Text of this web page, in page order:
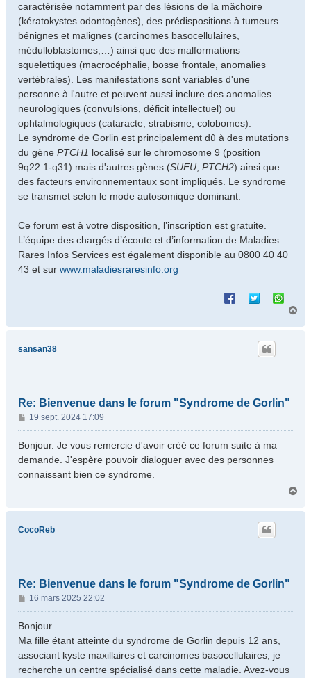
g
e
caractérisée notamment par des lésions de la mâchoire
(kératokystes odontogènes), des prédispositions à tumeurs
bénignes et malignes (carcinomes basocellulaires,
médulloblastomes,…) ainsi que des malformations
squelettiques (macrocéphalie, bosse frontale, anomalies
vertébrales). Les manifestations sont variables d'une
personne à l'autre et peuvent aussi inclure des anomalies
neurologiques (convulsions, déficit intellectuel) ou
ophtalmologiques (cataracte, strabisme, colobomes).
Le syndrome de Gorlin est principalement dû à des mutations
du gène PTCH1 localisé sur le chromosome 9 (position
9q22.1-q31) mais d'autres gènes (SUFU PTCH2) ainsi que
des facteurs environnementaux sont impliqués. Le syndrome
se transmet selon le mode autosomique dominant.
Ce forum est à votre disposition, l’inscription est gratuite.
L’équipe des chargés d’écoute et d’information de Maladies
Rares Infos Services est également disponible au 0800 40 40
43 et sur www.maladiesraresinfo.org
sansan38
Re: Bienvenue dans le forum "Syndrome de Gorlin"
M
e
s
g
19 sept. 2024 17:09
Bonjour. Je vous remercie d'avoir créé ce forum suite à ma
demande. J'espère pouvoir dialoguer avec des personnes
connaissant bien ce syndrome.
u
CocoReb
Re: Bienvenue dans le forum "Syndrome de Gorlin"
M
e
s
g
e
16 mars 2025 22:02
Bonjour
Ma fille étant atteinte du syndrome de Gorlin depuis 12 ans,
associant kyste maxillaires et carcinomes basocellulaires, je
recherche un centre spécialisé dans cette maladie. Avez-vous